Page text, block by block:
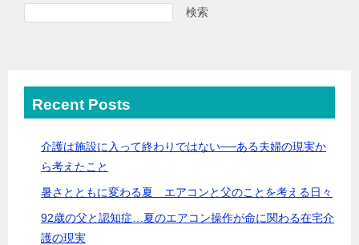
検索
Recent Posts
介護は施設に入って終わりではない──ある夫婦の現実か
ら考えたこと
暑さとともに変わる夏 エアコンと父のことを考える日々
92歳の父と認知症…夏のエアコン操作が命に関わる在宅介
護の現実